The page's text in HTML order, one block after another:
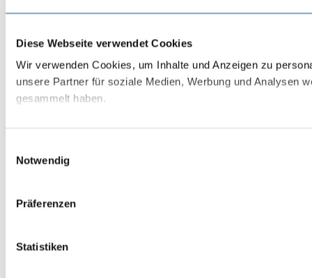
Diese Webseite verwendet Cookies
Wir verwenden Cookies, um Inhalte und Anzeigen zu
unsere Partner für soziale Medien, Werbung und Analysen
gesammelt haben.
Notwendig
Präferenzen
Statistiken